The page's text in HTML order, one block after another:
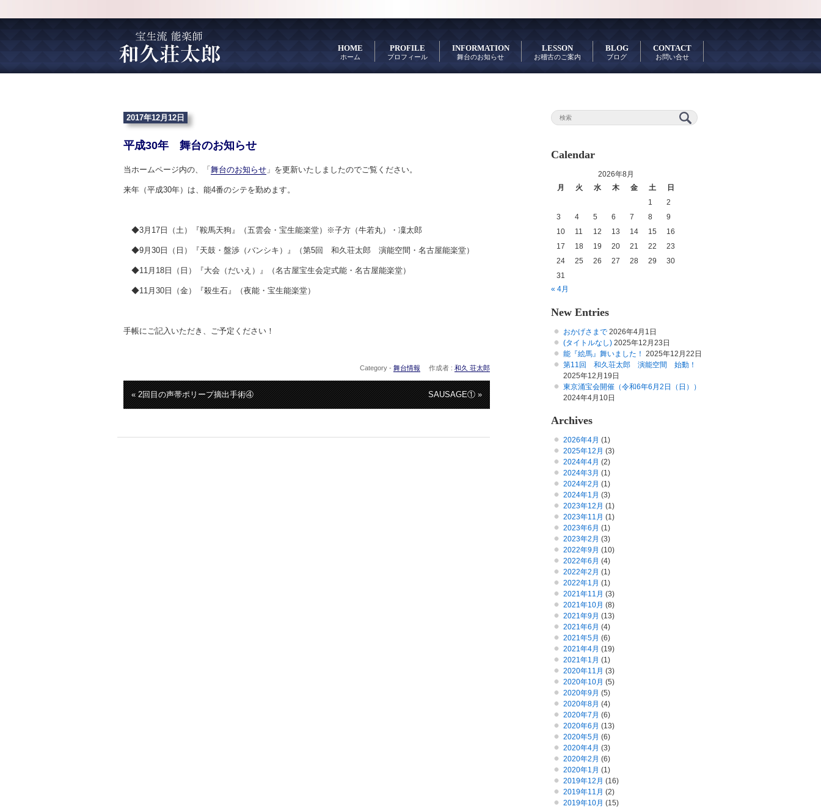
HOME
ホーム
PROFILE
プロフィール
INFORMATION
舞台のお知らせ
LESSON
お稽古のご案内
BLOG
ブログ
CONTACT
お問い合せ
2017年12月12日
平成30年 舞台のお知らせ
当ホームページ内の、「 舞台のお知らせ 」を更新いたしましたのでご覧ください。
来年（平成30年）は、能4番のシテを勤めます。
◆3月17日（土）『鞍馬天狗』（五雲会・宝生能楽堂）※子方（牛若丸）・凜太郎
◆9月30日（日）『天鼓・盤渉（バンシキ）』（第5回 和久荘太郎 演能空間・名古屋能楽堂）
◆11月18日（日）『大会（だいえ）』（名古屋宝生会定式能・名古屋能楽堂）
◆11月30日（金）『殺生石』（夜能・宝生能楽堂）
手帳にご記入いただき、ご予定ください！
Category - 舞台情報 作成者 : 和久 荘太郎
« 2回目の声帯ポリープ摘出手術④ SAUSAGE① »
Calendar
2026年8月
月
火 水 木 金 土
日
1
2
3
4 5 6 7 8
9
10
11 12 13 14 15
16
17
18 19 20 21 22
23
24
25 26 27 28 29
30
31
« 4月
New Entries
おかげさまで 2026年4月1日
(タイトルなし) 2025年12月23日
能『絵馬』舞いました！ 2025年12月22日
第11回 和久荘太郎 演能空間 始動！
2025年12月19日
東京涌宝会開催（令和6年6月2日（日））
2024年4月10日
Archives
2026年4月 (1)
2025年12月 (3)
2024年4月 (2)
2024年3月 (1)
2024年2月 (1)
2024年1月 (3)
2023年12月 (1)
2023年11月 (1)
2023年6月 (1)
2023年2月 (3)
2022年9月 (10)
2022年6月 (4)
2022年2月 (1)
2022年1月 (1)
2021年11月 (3)
2021年10月 (8)
2021年9月 (13)
2021年6月 (4)
2021年5月 (6)
2021年4月 (19)
2021年1月 (1)
2020年11月 (3)
2020年10月 (5)
2020年9月 (5)
2020年8月 (4)
2020年7月 (6)
2020年6月 (13)
2020年5月 (6)
2020年4月 (3)
2020年2月 (6)
2020年1月 (1)
2019年12月 (16)
2019年11月 (2)
2019年10月 (15)